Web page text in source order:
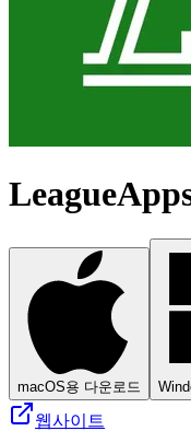
macOS용 다운로드
웹사이트